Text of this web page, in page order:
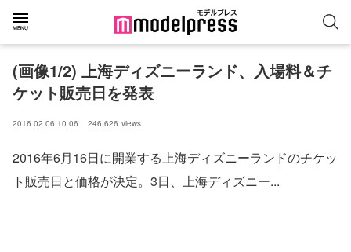
(画像1/2) 上海ディズニーランド、入場料＆チ
ケット販売日を発表
2016.02.06 10:06 246,626 views
2016年6月16日に開業する上海ディズニーランドのチケッ
ト販売日と価格が決定。3日、上海ディズニー...